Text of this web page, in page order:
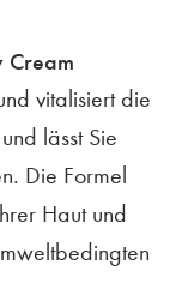
Cream
vitalisiert die
lässt Sie
Die Formel
Haut und